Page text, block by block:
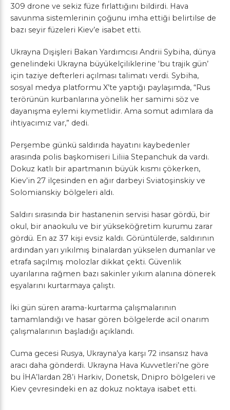
309 drone ve sekiz füze fırlattığını bildirdi. Hava
savunma sistemlerinin çoğunu imha ettiği belirtilse de
bazı seyir füzeleri Kiev’e isabet etti.
Ukrayna Dışişleri Bakan Yardımcısı Andrii Sybiha, dünya
genelindeki Ukrayna büyükelçiliklerine ‘bu trajik gün’
için taziye defterleri açılması talimatı verdi. Sybiha,
sosyal medya platformu X’te yaptığı paylaşımda, “Rus
terörünün kurbanlarına yönelik her samimi söz ve
dayanışma eylemi kıymetlidir. Ama somut adımlara da
ihtiyacımız var,” dedi.
Perşembe günkü saldırıda hayatını kaybedenler
arasında polis başkomiseri Liliia Stepanchuk da vardı.
Dokuz katlı bir apartmanın büyük kısmı çökerken,
Kiev’in 27 ilçesinden en ağır darbeyi Sviatoşinskiy ve
Solomianskiy bölgeleri aldı.
Saldırı sırasında bir hastanenin servisi hasar gördü, bir
okul, bir anaokulu ve bir yükseköğretim kurumu zarar
gördü. En az 37 kişi evsiz kaldı. Görüntülerde, saldırının
ardından yarı yıkılmış binalardan yükselen dumanlar ve
etrafa saçılmış molozlar dikkat çekti. Güvenlik
uyarılarına rağmen bazı sakinler yıkım alanına dönerek
eşyalarını kurtarmaya çalıştı.
İki gün süren arama-kurtarma çalışmalarının
tamamlandığı ve hasar gören bölgelerde acil onarım
çalışmalarının başladığı açıklandı.
Cuma gecesi Rusya, Ukrayna’ya karşı 72 insansız hava
aracı daha gönderdi. Ukrayna Hava Kuvvetleri’ne göre
bu İHA’lardan 28’i Harkiv, Donetsk, Dnipro bölgeleri ve
Kiev çevresindeki en az dokuz noktaya isabet etti.